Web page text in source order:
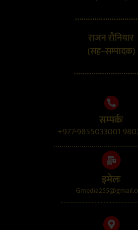
राजन रौनियार
(सह–सम्पादक)
सम्पर्कः
+977-9855033001
इमेलः